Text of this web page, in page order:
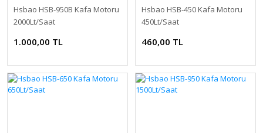
Hsbao HSB-950B Kafa Motoru
2000Lt/Saat
1.000,00 TL
Hsbao HSB-450 Kafa Motoru
450Lt/Saat
460,00 TL